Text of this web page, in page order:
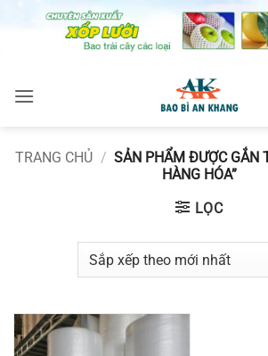
TRANG CHỦ / SẢN PHẨM ĐƯỢC GẮN
HÀNG HÓA”
LỌC